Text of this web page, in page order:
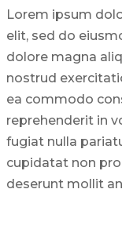
Lorem ipsum
elit, sed do
dolore magna
nostrud
ea commodo
reprehenderit in
fugiat nulla
cupidatat non
deserunt mollit